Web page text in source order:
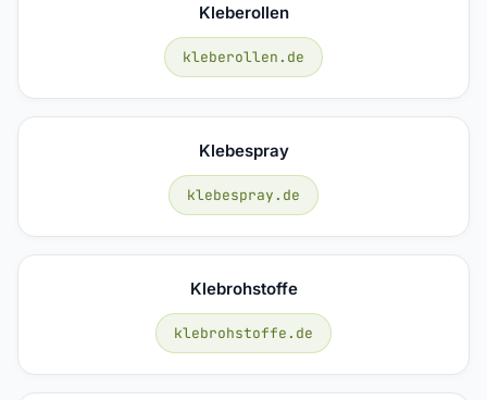
Kleberollen
kleberollen.de
Klebespray
klebespray.de
Klebrohstoffe
klebrohstoffe.de